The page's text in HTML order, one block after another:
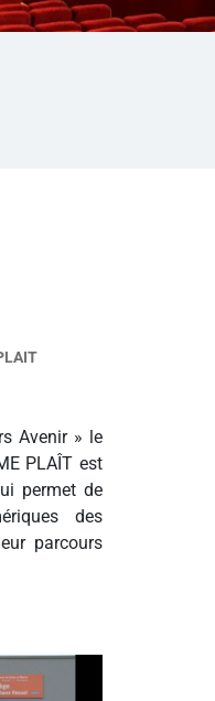
Avenir » le
PLAÎT est
permet de
des
parcours